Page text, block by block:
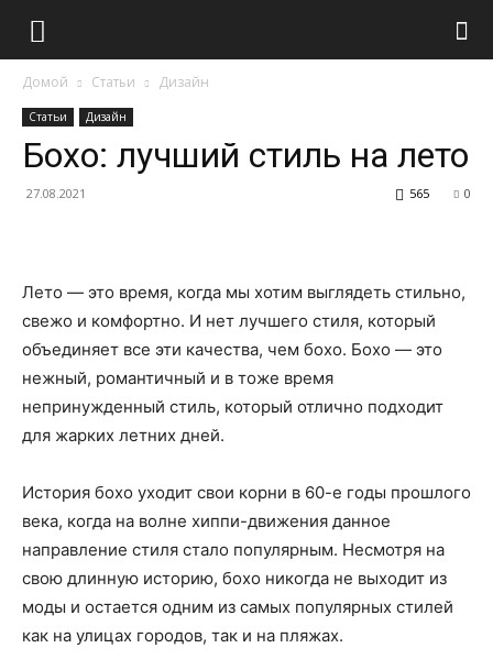
Домой Статьи Дизайн
Статьи Дизайн
Бохо: лучший стиль на лето
27.08.2021 0
565
Лето — это время, когда мы хотим выглядеть стильно,
свежо и комфортно. И нет лучшего стиля, который
объединяет все эти качества, чем бохо. Бохо — это
нежный, романтичный и в тоже время
непринужденный стиль, который отлично подходит
для жарких летних дней.
История бохо уходит свои корни в 60-е годы прошлого
века, когда на волне хиппи-движения данное
направление стиля стало популярным. Несмотря на
свою длинную историю, бохо никогда не выходит из
моды и остается одним из самых популярных стилей
как на улицах городов, так и на пляжах.